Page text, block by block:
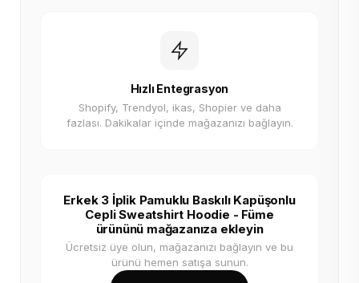
Hızlı Entegrasyon
Shopify, Trendyol, ikas, Shopier ve daha
fazlası. Dakikalar içinde mağazanızı bağlayın.
Erkek 3 İplik Pamuklu Baskılı Kapüşonlu
Cepli Sweatshirt Hoodie - Füme
ürününü mağazanıza ekleyin
Ücretsiz üye olun, mağazanızı bağlayın ve bu
ürünü hemen satışa sunun.